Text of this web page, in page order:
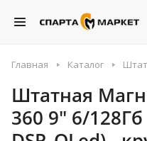
Главная Каталог
Штатная
360 9" 6/